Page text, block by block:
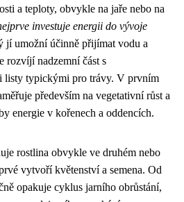
a teploty, obvykle na jaře nebo na
investuje energii do vývoje
jí umožní účinně přijímat vodu a
rozvíjí nadzemní část s
listy typickými pro trávy. V prvním
především na vegetativní růst a
energie v kořenech a oddencích.
rostlina obvykle ve druhém nebo
vytvoří květenství a semena. Od
opakuje cyklus jarního obrůstání,